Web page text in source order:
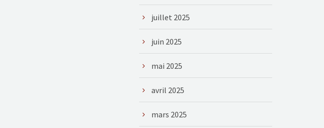
juillet 2025
juin 2025
mai 2025
avril 2025
mars 2025